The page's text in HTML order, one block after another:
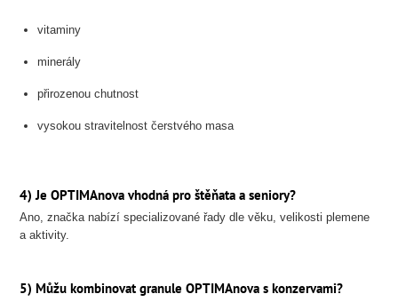
vitaminy
minerály
přirozenou chutnost
vysokou stravitelnost čerstvého masa
4) Je OPTIMAnova vhodná pro štěňata a seniory?
Ano, značka nabízí specializované řady dle věku, velikosti plemene
a aktivity.
5) Můžu kombinovat granule OPTIMAnova s konzervami?